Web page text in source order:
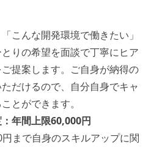
こんな開発環境で働きたい」
りの希望を面談で丁寧にヒア
提案します。ご自身が納得の
だけるので、自分自身でキャ
とができます。
年間上限60,000円
まで自身のスキルアップに関